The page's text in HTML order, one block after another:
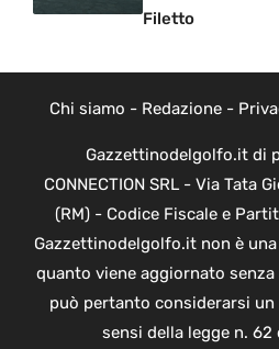
Filetto
Chi siamo - Redazione-
Gazzettinodelgolfo.it di
CONNECTION SRL - Via Tata
(RM) - Codice Fiscale e
Gazzettinodelgolfo.it non è
quanto viene aggiornato
può pertanto considerarsi
sensi della legge n. 62